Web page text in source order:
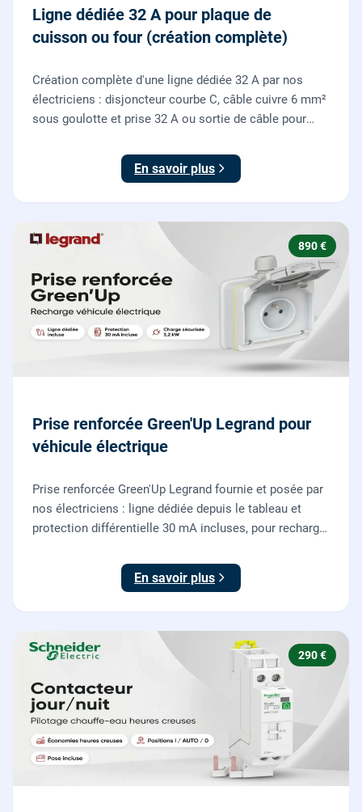
Ligne dédiée 32 A pour plaque de
cuisson ou four (création complète)
Création complète d'une ligne dédiée 32 A par nos
électriciens : disjoncteur courbe C, câble cuivre 6 mm²
sous goulotte et prise 32 A ou sortie de câble pour
En savoir plus
890 €
Prise renforcée Green'Up Legrand pour
véhicule électrique
Prise renforcée Green'Up Legrand fournie et posée par
nos électriciens : ligne dédiée depuis le tableau et
protection différentielle 30 mA incluses, pour recharger
En savoir plus
290 €